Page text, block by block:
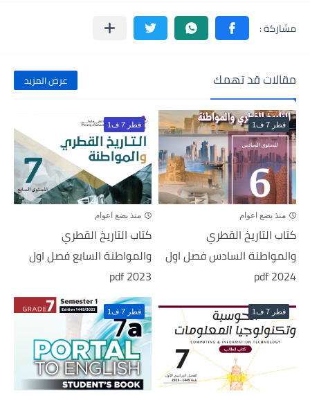
مقالات قد تهمك عرض المزيد
قطر 7 ف1
منذ بضع اعوام
كتاب التاريخ القطري
والمواطنة السادس فصل اول
2024 pdf
قطر 7 ف1
منذ بضع اعوام
كتاب التاريخ القطري
والمواطنة السابع فصل اول
2023 pdf
قطر 7 ف1 قطر 7 ف1